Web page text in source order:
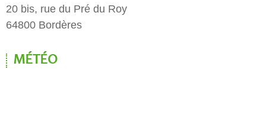
20 bis, rue du Pré du Roy
64800 Bordères
MÉTÉO